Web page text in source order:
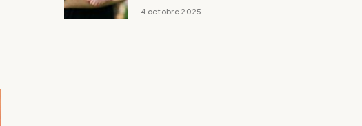
4 octobre 2025